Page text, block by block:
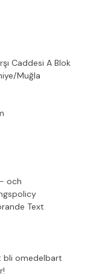
Caddesi A Blok
Muğla
och
Text
bli omedelbart